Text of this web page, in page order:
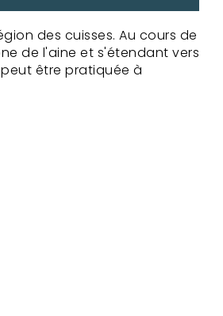
des cuisses. Au cours de
de l'aine et s'étendant vers
peut être pratiquée à